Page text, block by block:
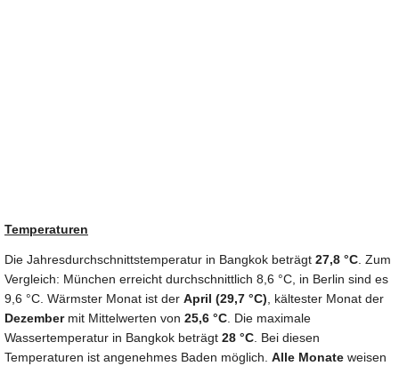
Temperaturen
Die Jahresdurchschnittstemperatur in Bangkok beträgt 27,8 °C . Zum
Vergleich: München erreicht durchschnittlich 8,6 °C, in Berlin sind es
9,6 °C. Wärmster Monat ist der April (29,7 °C) , kältester Monat der
Dezembermit Mittelwerten von 25,6 °C . Die maximale
Wassertemperatur in Bangkok beträgt 28 °C . Bei diesen
Temperaturen ist angenehmes Baden möglich. Alle Monate weisen